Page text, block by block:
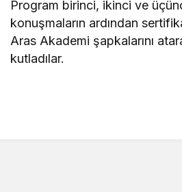
Program birinci, ikinci ve
konuşmaların ardından
Aras Akademi şapkalarını
kutladılar.